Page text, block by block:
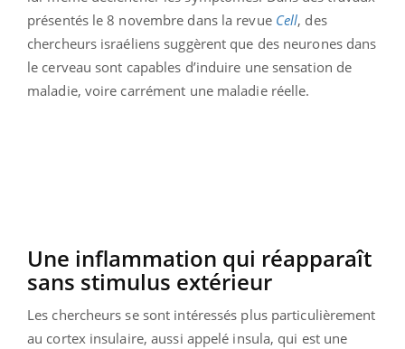
présentés le 8 novembre dans la revue Cell, des
chercheurs israéliens suggèrent que des neurones dans
le cerveau sont capables d’induire une sensation de
maladie, voire carrément une maladie réelle.
Une inflammation qui réapparaît
sans stimulus extérieur
Les chercheurs se sont intéressés plus particulièrement
au cortex insulaire, aussi appelé insula, qui est une